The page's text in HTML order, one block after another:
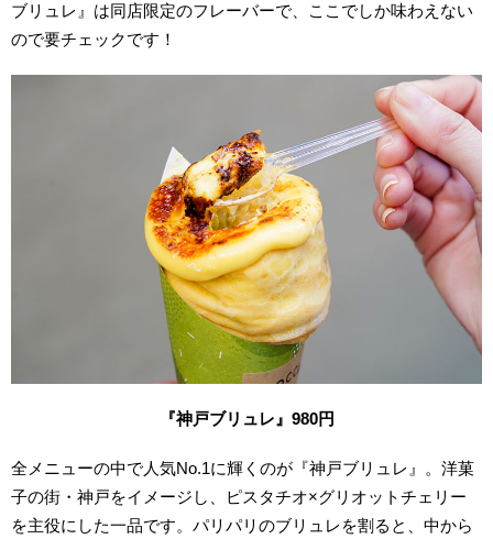
ブリュレ』は同店限定のフレーバーで、ここでしか味わえない
ので要チェックです！
『神戸ブリュレ』980円
全メニューの中で人気No.1に輝くのが『神戸ブリュレ』。洋菓
子の街・神戸をイメージし、ピスタチオ×グリオットチェリー
を主役にした一品です。パリパリのブリュレを割ると、中から